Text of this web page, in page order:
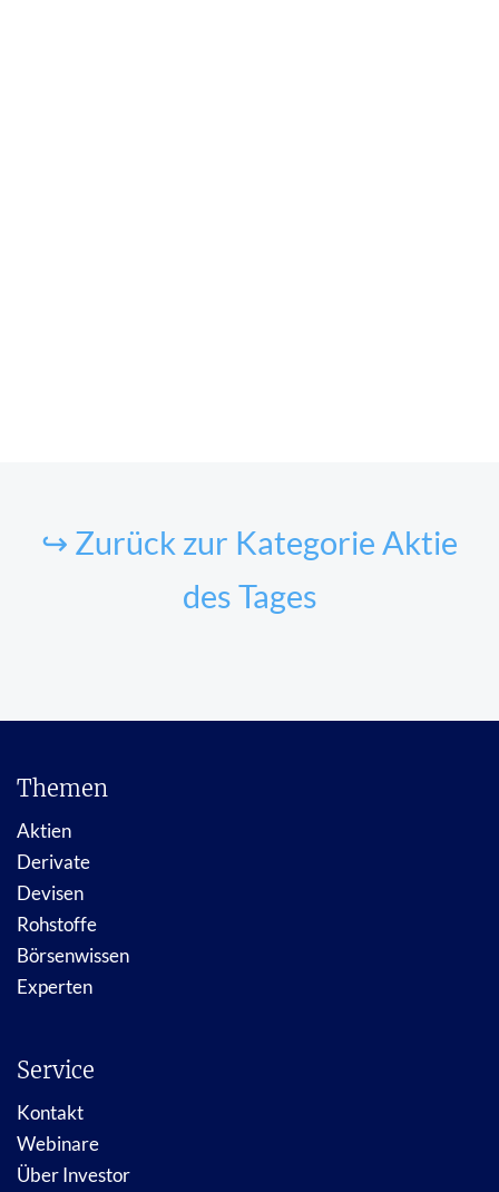
↪ Zurück zur Kategorie Aktie
des Tages
Themen
Aktien
Derivate
Devisen
Rohstoffe
Börsenwissen
Experten
Service
Kontakt
Webinare
Über Investor